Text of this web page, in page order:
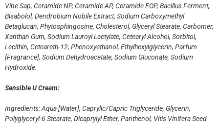
Vine Sap, Ceramide NP, Ceramide AP, Ceramide EOP, Bacillus Ferment,
Bisabolol, Dendrobium Nobile Extract, Sodium Carboxymethyl
Betaglucan, Phytosphingosine, Cholesterol, Glyceryl Stearate, Carbomer,
Xanthan Gum, Sodium Lauroyl Lactylate, Cetearyl Alcohol, Sorbitol,
Lecithin, Ceteareth-12, Phenoxyethanol, Ethylhexylglycerin, Parfum
[Fragrance], Sodium Dehydroacetate, Sodium Gluconate, Sodium
Hydroxide.
Sensible U Cream:
Ingredients: Aqua [Water], Caprylic/Capric Triglyceride, Glycerin,
Polyglyceryl-6 Stearate, Dicaprylyl Ether, Panthenol, Vitis Vinifera Seed